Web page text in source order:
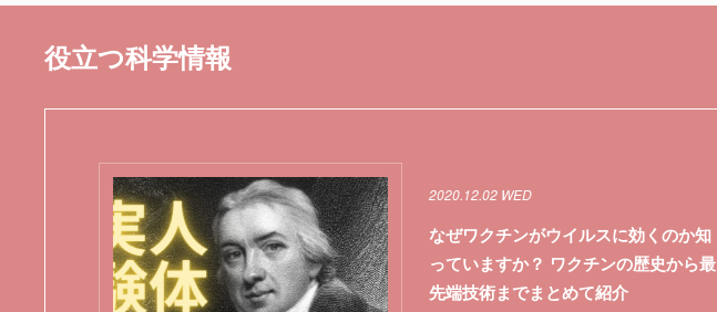
役立つ科学情報
2020.12.02 WED
なぜワクチンがウイルスに効くのか知
っていますか？ ワクチンの歴史から最
先端技術までまとめて紹介